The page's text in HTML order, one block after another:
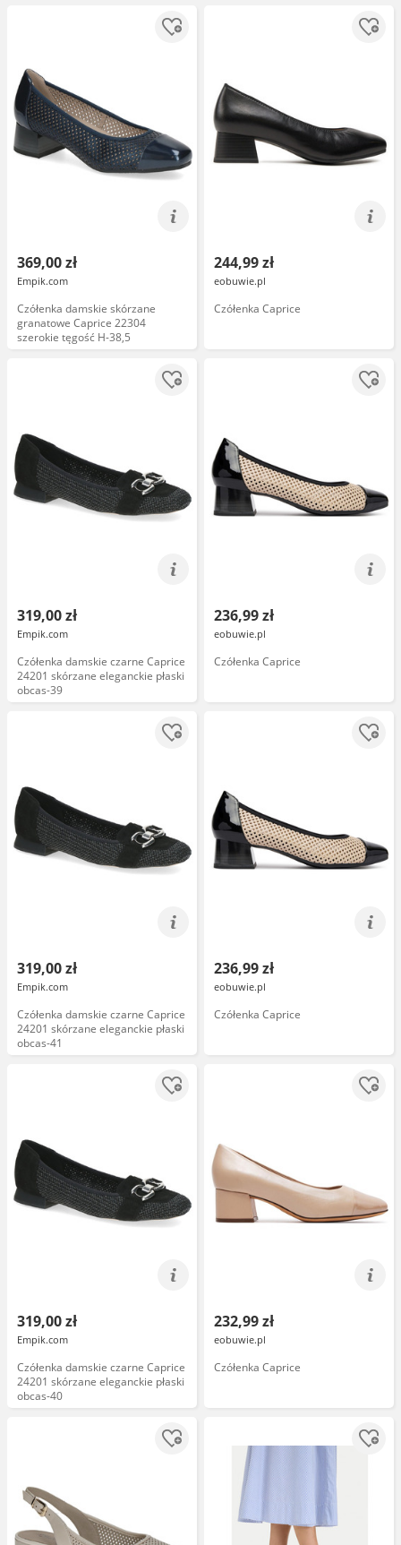
369,00 zł
Empik.com
Czółenka damskie skórzane
granatowe Caprice 22304
szerokie tęgość H-38,5
244,99 zł
eobuwie.pl
Czółenka Caprice
319,00 zł
Empik.com
Czółenka damskie czarne Caprice
24201 skórzane eleganckie płaski
obcas-39
236,99 zł
eobuwie.pl
Czółenka Caprice
319,00 zł
Empik.com
Czółenka damskie czarne Caprice
24201 skórzane eleganckie płaski
obcas-41
236,99 zł
eobuwie.pl
Czółenka Caprice
319,00 zł
Empik.com
Czółenka damskie czarne Caprice
24201 skórzane eleganckie płaski
obcas-40
232,99 zł
eobuwie.pl
Czółenka Caprice